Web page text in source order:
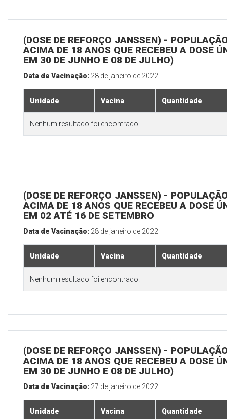
(DOSE DE REFORÇO JANSSEN) -
ACIMA DE 18 ANOS QUE RECEBEU A DOSE
EM 30 DE JUNHO E 08 DE JULHO)
Data de Vacinação: 28 de janeiro de 2022
Unidade Vacina Quantidade
Nenhum resultado foi encontrado.
(DOSE DE REFORÇO JANSSEN) -
ACIMA DE 18 ANOS QUE RECEBEU A DOSE
EM 02 ATÉ 16 DE SETEMBRO
Data de Vacinação: 28 de janeiro de 2022
Unidade Vacina Quantidade
Nenhum resultado foi encontrado.
(DOSE DE REFORÇO JANSSEN) -
ACIMA DE 18 ANOS QUE RECEBEU A DOSE
EM 30 DE JUNHO E 08 DE JULHO)
Data de Vacinação: 27 de janeiro de 2022
Unidade Vacina Quantidade